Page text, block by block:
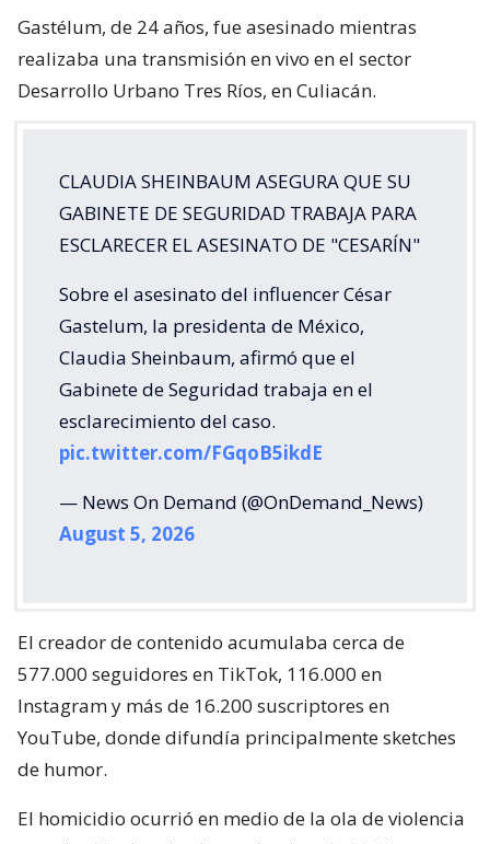
Gastélum, de 24 años, fue asesinado mientras
realizaba una transmisión en vivo en el sector
Desarrollo Urbano Tres Ríos, en Culiacán.
CLAUDIA SHEINBAUM ASEGURA QUE SU
GABINETE DE SEGURIDAD TRABAJA PARA
ESCLARECER EL ASESINATO DE "CESARÍN"
Sobre el asesinato del influencer César
Gastelum, la presidenta de México,
Claudia Sheinbaum, afirmó que el
Gabinete de Seguridad trabaja en el
esclarecimiento del caso.
pic.twitter.com/FGqoB5ikdE
— News On Demand (@OnDemand_News)
August 5, 2026
El creador de contenido acumulaba cerca de
577.000 seguidores en TikTok, 116.000 en
Instagram y más de 16.200 suscriptores en
YouTube, donde difundía principalmente sketches
de humor.
El homicidio ocurrió en medio de la ola de violencia